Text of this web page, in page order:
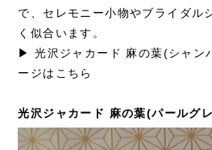
で、セレモニー小物やブライダル
く似合います。
▶ 光沢ジャカード 麻の葉(シャン
ージはこちら
光沢ジャカード 麻の葉(パールグ